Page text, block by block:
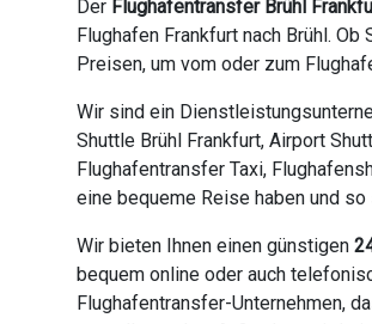
Der Flughafentransfer Brühl
Flughafen Frankfurt nach Brühl.
Preisen, um vom oder zum
Wir sind ein
Shuttle Brühl Frankfurt, Airport
Flughafentransfer Taxi,
eine bequeme Reise haben und
Wir bieten Ihnen einen günstigen
bequem online oder auch
Flughafentransfer-Unternehmen,